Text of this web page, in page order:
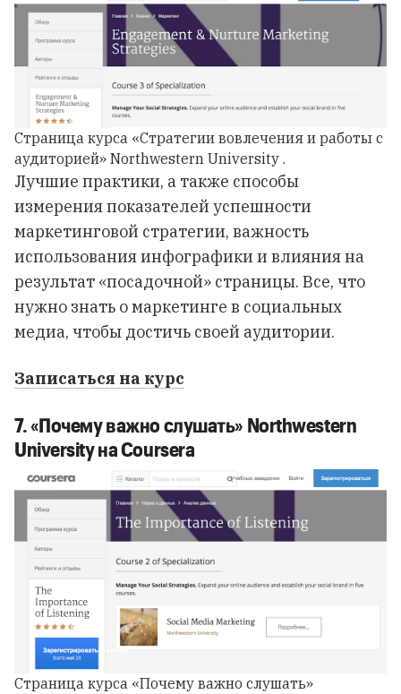
Страница курса «Стратегии вовлечения и работы с
аудиторией» Northwestern University .
Лучшие практики, а также способы
измерения показателей успешности
маркетинговой стратегии, важность
использования инфографики и влияния на
результат «посадочной» страницы. Все, что
нужно знать о маркетинге в социальных
медиа, чтобы достичь своей аудитории.
Записаться на курс
7. «Почему важно слушать» Northwestern
University на Coursera
Страница курса «Почему важно слушать»